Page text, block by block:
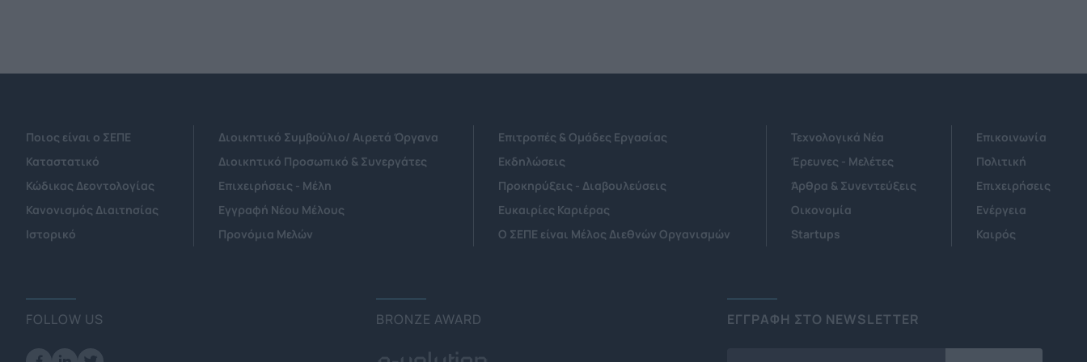
Ποιος είναι ο ΣΕΠΕ
Καταστατικό
Κώδικας Δεοντολογίας
Κανονισμός Διαιτησίας
Ιστορικό
Διοικητικό Συμβούλιο/ Αιρετά Όργανα
Διοικητικό Προσωπικό & Συνεργάτες
Επιχειρήσεις - Μέλη
Εγγραφή Νέου Μέλους
Προνόμια Μελών
Επιτροπές & Ομάδες Εργασίας
Εκδηλώσεις
Προκηρύξεις - Διαβουλεύσεις
Ευκαιρίες Καριέρας
Ο ΣΕΠΕ είναι Μέλος Διεθνών Οργανισμών
Τεχνολογικά Νέα
Έρευνες - Μελέτες
Άρθρα & Συνεντεύξεις
Οικονομία
Startups
Επικοινωνία
Πολιτική
Επιχειρήσεις
Ενέργεια
Καιρός
FOLLOW US BRONZE AWARD ΕΓΓΡΑΦΗ ΣΤΟ NEWSLETTER